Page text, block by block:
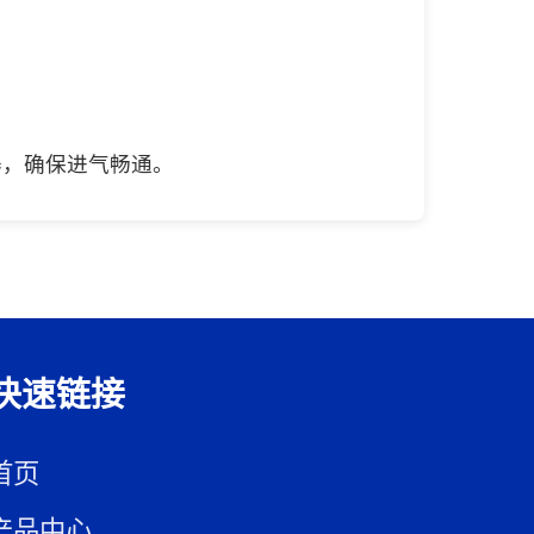
确保进气畅通。
速链接
页